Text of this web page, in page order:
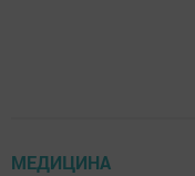
МЕДИЦИНА